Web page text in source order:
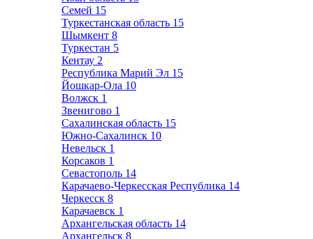
Семей 15
Туркестанская область 15
Шымкент 8
Туркестан 5
Кентау 2
Республика Марий Эл 15
Йошкар-Ола 10
Волжск 1
Звенигово 1
Сахалинская область 15
Южно-Сахалинск 10
Невельск 1
Корсаков 1
Севастополь 14
Карачаево-Черкесская Республика 14
Черкесск 8
Карачаевск 1
Архангельская область 14
Архангельск 8